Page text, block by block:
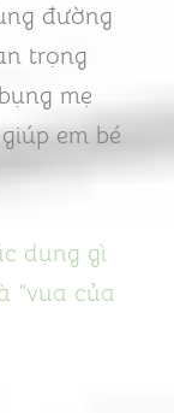
đường
trọng
mẹ
em bé
dụng gì
“vua của